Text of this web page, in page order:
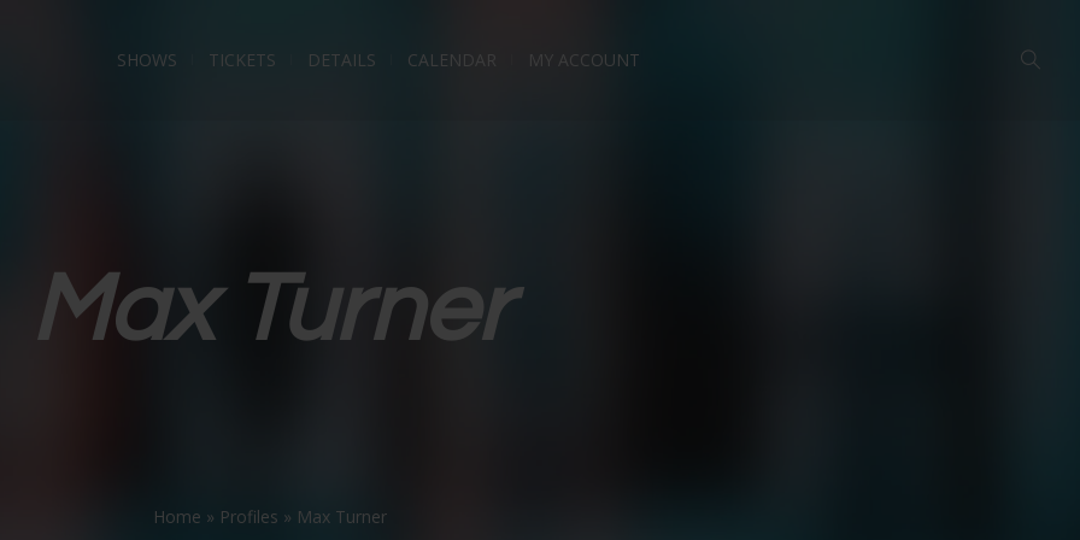
SHOWS TICKETS DETAILS CALENDAR MY ACCOUNT
Max Turner
Home » Profiles » Max Turner